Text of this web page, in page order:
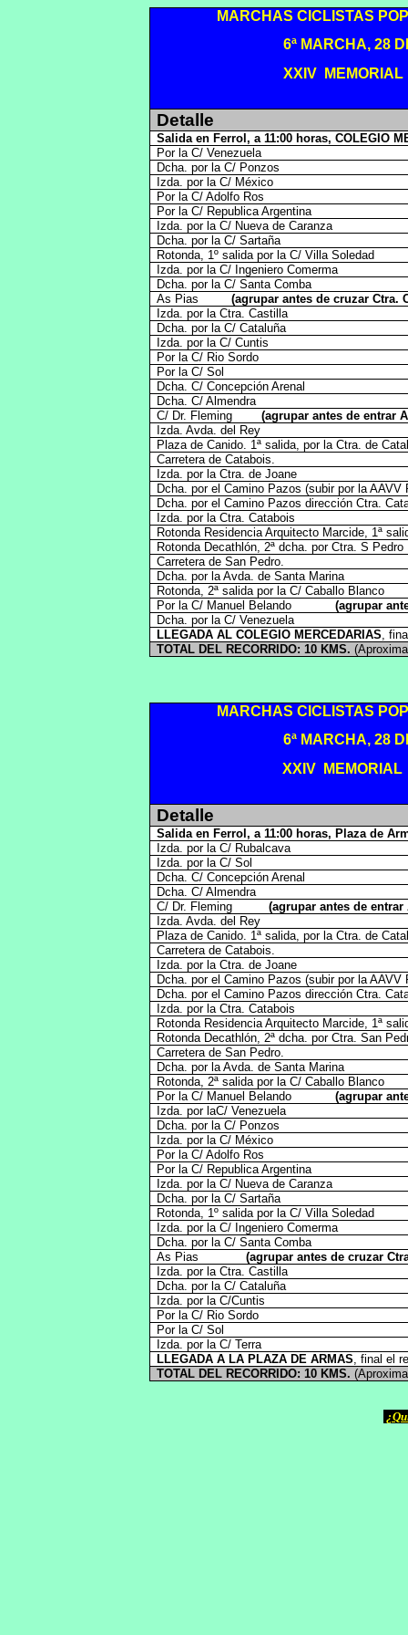
MARCHAS CICLISTAS
6ª MARCHA, 28
XXIV
Detalle
Salida en Ferrol, a 11:00 horas, COLEGIO
Por la C/ Venezuela
Dcha. por la C/ Ponzos
Izda. por la C/ México
Por la C/ Adolfo Ros
Por la C/ Republica Argentina
Izda. por la C/ Nueva de Caranza
Dcha. por la C/ Sartaña
Rotonda, 1º salida por la C/ Villa Soledad
Izda. por la C/ Ingeniero Comerma
Dcha. por la C/ Santa Comba
As Pias (agrupar antes de cruzar Ctra.
Izda. por la Ctra. Castilla
Dcha. por la C/ Cataluña
Izda. por la C/ Cuntis
Por la C/ Rio Sordo
Por la C/ Sol
Dcha. C/ Concepción Arenal
Dcha. C/ Almendra
C/ Dr. Fleming (agrupar antes de entrar
Izda. Avda. del
Plaza de Canido. 1ª salida, por la Ctra. de
Carretera de Catabois.
Izda. por la Ctra. de Joane
Dcha. por el Camino Pazos (subir por la
Dcha. por el Camino Pazos dirección Ctra.
Izda. por la Ctra. Catabois
Rotonda Residencia Arquitecto Marcide, 1ª
Rotonda Decathlón, 2ª dcha. por Ctra. S Pedro
Carretera de San Pedro.
Dcha. por la Avda. de Santa Marina
Rotonda, 2ª salida por la C/ Caballo Blanco
Por la C/ Manuel Belando (agrupar
Dcha. por la C/ Venezuela
LLEGADA AL COLEGIO MERCEDARIAS,
TOTAL DEL RECORRIDO: 10 KMS.
MARCHAS CICLISTAS
6ª MARCHA, 28
XXIV MEMORIAL
Detalle
Salida en Ferrol, a 11:00 horas, Plaza de
Izda. por la C/ Rubalcava
Izda. por la C/ Sol
Dcha. C/ Concepción Arenal
Dcha. C/ Almendra
C/ Dr. Fleming (agrupar antes de entrar
Izda. Avda. del
Plaza de Canido. 1ª salida, por la Ctra. de
Carretera de Catabois.
Izda. por la Ctra. de Joane
Dcha. por el Camino Pazos (subir por la
Dcha. por el Camino Pazos dirección Ctra.
Izda. por la Ctra. Catabois
Rotonda Residencia Arquitecto Marcide, 1ª
Rotonda Decathlón, 2ª dcha. por Ctra. San
Carretera de San Pedro.
Dcha. por la Avda. de Santa Marina
Rotonda, 2ª salida por la C/ Caballo Blanco
Por la C/ Manuel Belando (agrupar
Izda. por laC/ Venezuela
Dcha. por la C/ Ponzos
Izda. por la C/ México
Por la C/ Adolfo Ros
Por la C/ Republica Argentina
Izda. por la C/ Nueva de Caranza
Dcha. por la C/ Sartaña
Rotonda, 1º salida por la C/ Villa Soledad
Izda. por la C/ Ingeniero Comerma
Dcha. por la C/ Santa Comba
As Pias (agrupar antes de cruzar
Izda. por la Ctra. Castilla
Dcha. por la C/ Cataluña
Izda. por la C/Cuntis
Por la C/ Rio Sordo
Por la C/ Sol
Izda. por la C/ Terra
LLEGADA A LA PLAZA DE ARMAS, final el
TOTAL DEL RECORRIDO: 10 KMS.